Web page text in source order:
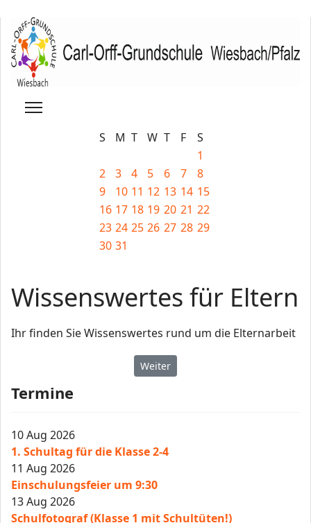
S M T W T F
S
1
2
3 4 5 6 7
8
9
10 11 12 13 14 15
16 17 18 19 20 21 22
23 24 25 26 27 28 29
30 31
Wissenswertes für Eltern
Ihr finden Sie Wissenswertes rund um die Elternarbeit
Nächster Beitrag: Schulelternbeirat
Weiter
Termine
10 Aug 2026
1. Schultag für die Klasse 2-4
11 Aug 2026
Einschulungsfeier um 9:30
13 Aug 2026
Schulfotograf (Klasse 1 mit Schultüten!)